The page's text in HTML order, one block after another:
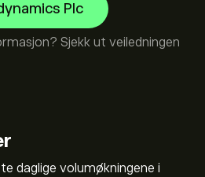
daglige volumøkningene i
Plc
Sjekk ut veiledningen